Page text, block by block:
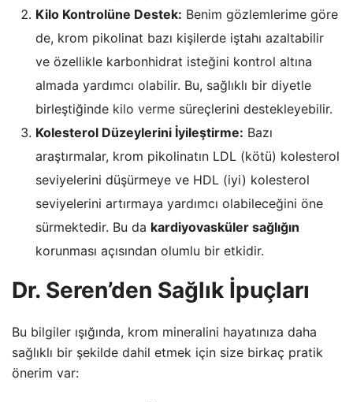
Kilo Kontrolüne Destek: Benim gözlemlerime göre
de, krom pikolinat bazı kişilerde iştahı azaltabilir
ve özellikle karbonhidrat isteğini kontrol altına
almada yardımcı olabilir. Bu, sağlıklı bir diyetle
birleştiğinde kilo verme süreçlerini destekleyebilir.
Kolesterol Düzeylerini İyileştirme: Bazı
araştırmalar, krom pikolinatın LDL (kötü) kolesterol
seviyelerini düşürmeye ve HDL (iyi) kolesterol
seviyelerini artırmaya yardımcı olabileceğini öne
sürmektedir. Bu da kardiyovasküler sağlığın
korunması açısından olumlu bir etkidir.
Dr. Seren’den Sağlık İpuçları
Bu bilgiler ışığında, krom mineralini hayatınıza daha
sağlıklı bir şekilde dahil etmek için size birkaç pratik
önerim var: